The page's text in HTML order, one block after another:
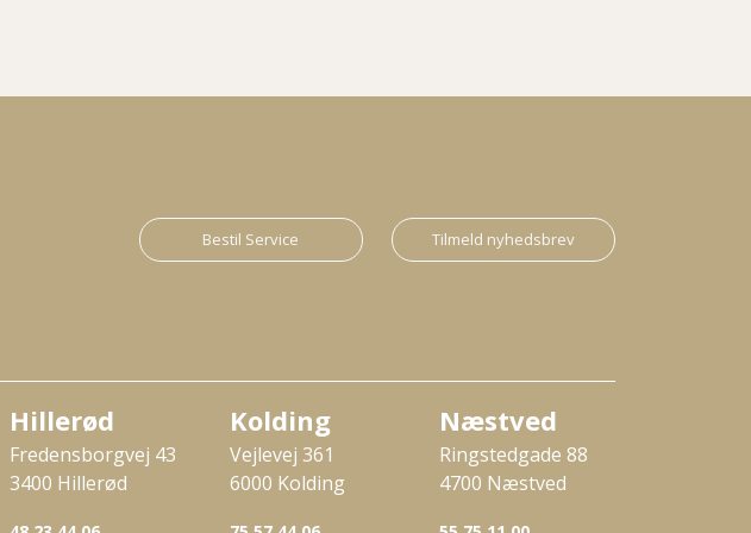
Bestil Service Tilmeld nyhedsbrev
Hillerød
Fredensborgvej 43
3400 Hillerød
Kolding
Vejlevej 361
6000 Kolding
Næstved
Ringstedgade 88
4700 Næstved